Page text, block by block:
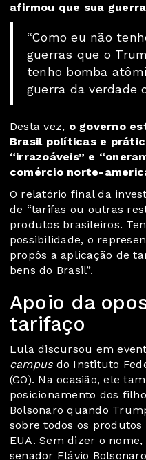
afirmou que sua
“Como eu não
guerras que o
tenho bomba
guerra da verdade
Desta vez, o governo
Brasil políticas e
“irrazoáveis” e
comércio norte-
O relatório final da
de “tarifas ou outras
produtos brasileiros.
possibilidade, o
propôs a aplicação de
bens do Brasil”.
Apoio da
tarifaço
Lula discursou em
campusdo Instituto
(GO). Na ocasião, ele
posicionamento dos
Bolsonaro quando
sobre todos os
EUA. Sem dizer o
senador Flávio